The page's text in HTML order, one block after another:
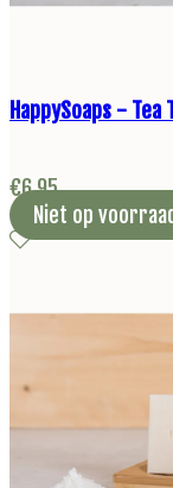
HappySoaps -
€6,95
Niet op voorraad